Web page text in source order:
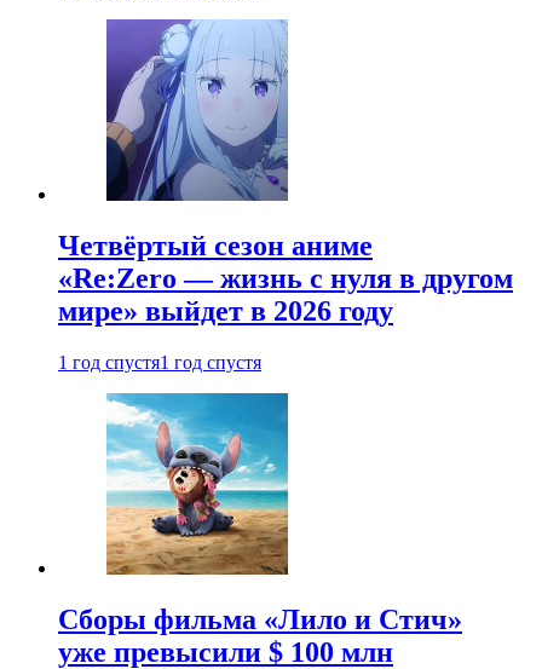
Четвёртый сезон аниме
«Re:Zero — жизнь с нуля в другом
мире» выйдет в 2026 году
1 год спустя1 год спустя
Сборы фильма «Лило и Стич»
уже превысили $ 100 млн